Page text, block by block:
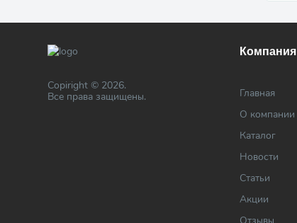
Copiright © 2026.
Все права защищены.
Компания
Главная
О компании
Каталог
Новости
Статьи
Акции